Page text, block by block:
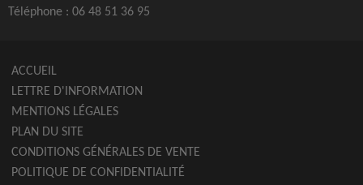
Téléphone : 06 48 51 36 95
ACCUEIL
LETTRE D'INFORMATION
MENTIONS LÉGALES
PLAN DU SITE
CONDITIONS GÉNÉRALES DE VENTE
POLITIQUE DE CONFIDENTIALITÉ